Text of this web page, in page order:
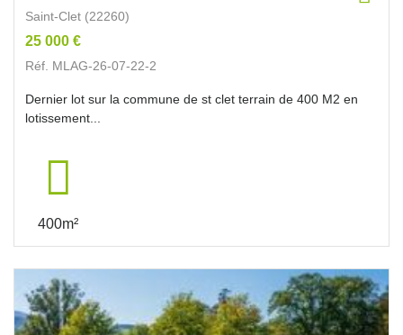
Saint-Clet (22260)
25 000 €
Réf. MLAG-26-07-22-2
Dernier lot sur la commune de st clet terrain de 400 M2 en
lotissement...
400m²